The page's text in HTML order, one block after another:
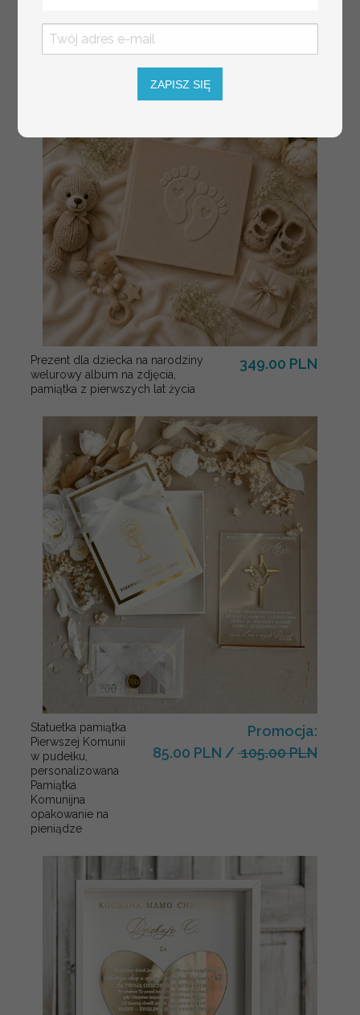
winietki z naturalnym kłosem
Prezent dla dziecka na narodziny
welurowy album na zdjęcia,
pamiątka z pierwszych lat życia
349.00 PLN
Statuetka pamiątka
Pierwszej Komunii
w pudełku,
personalizowana
Pamiątka
Komunijna
opakowanie na
pieniądze
Promocja:
85.00 PLN / 105.00 PLN
ZAPISZ SIĘ